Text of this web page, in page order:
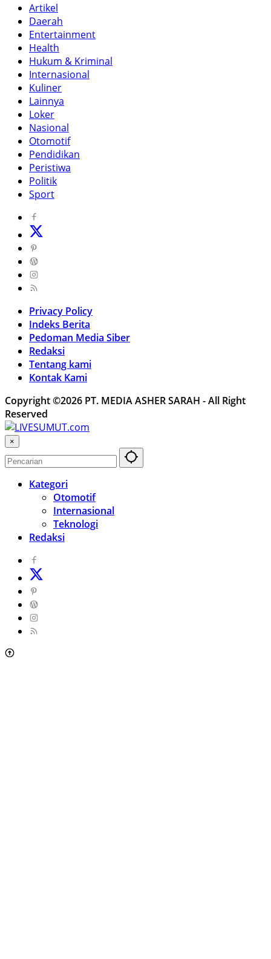
Artikel
Daerah
Entertainment
Health
Hukum & Kriminal
Internasional
Kuliner
Lainnya
Loker
Nasional
Otomotif
Pendidikan
Peristiwa
Politik
Sport
Privacy Policy
Indeks Berita
Pedoman Media Siber
Redaksi
Tentang kami
Kontak Kami
Copyright ©2026 PT. MEDIA ASHER SARAH - All Right
Reserved
×
Kategori
Otomotif
Internasional
Teknologi
Redaksi